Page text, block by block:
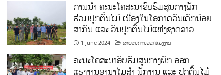
ການນໍາ ຄະນະໂຄສະນາອົບຮົມສູນກາງພັກ
ຮ່ວມປູກຕົ້ນໄມ້ ເນື່ອງໃນໂອກາດວັນເດັກນ້ອຍ
ສາກົນ ແລະ ວັນປູກຕົ້ນໄມ້ແຫ່ງຊາດລາວ
1 June 2024 ຂະບວນການອອກແຮງງານ
ຄະນະໂຄສະນາອົບຮົມສູນກາງພັກ ອອກ
ແຮງງານອານາໄມສໍາ ນັກງານ ແລະ ປູກຕົ້ນໄມ້